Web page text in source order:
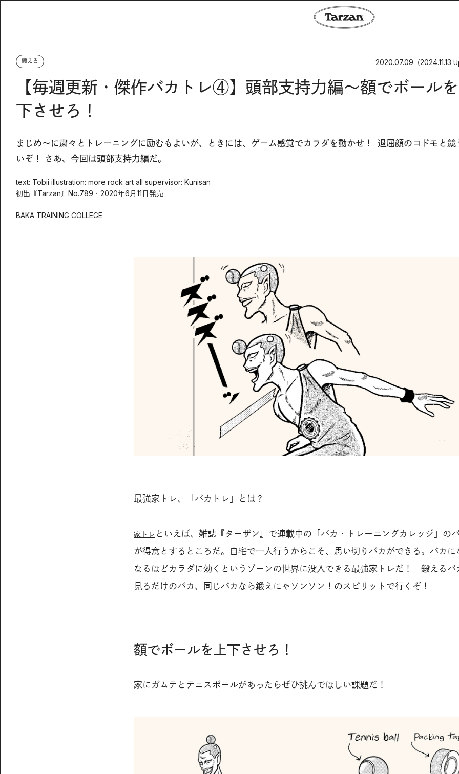
鍛える 2020.07.09 （2024.11.13
【毎週更新・傑作バカトレ④】頭部支持力編〜額でボール
下させろ！
まじめ〜に粛々とトレーニングに励むもよいが、ときには、ゲーム感覚でカラダを動かせ！ 退屈顔のコドモと競
いぞ！ さあ、今回は頭部支持力編だ。
text: Tobii illustration: more rock art all supervisor: Kunisan
初出『Tarzan』No.789・2020年6月11日発売
BAKA TRAINING COLLEGE
最強家トレ、「バカトレ」とは？
家トレ といえば、雑誌『ターザン』で連載中の「バカ・トレーニングカレッジ」の
が得意とするところだ。自宅で一人行うからこそ、思い切りバカができる。バカに
なるほどカラダに効くというゾーンの世界に没入できる最強家トレだ！ 鍛えるバ
見るだけのバカ、同じバカなら鍛えにゃソンソン！のスピリットで行くぞ！
額でボールを上下させろ！
家にガムテとテニスボールがあったらぜひ挑んでほしい課題だ！